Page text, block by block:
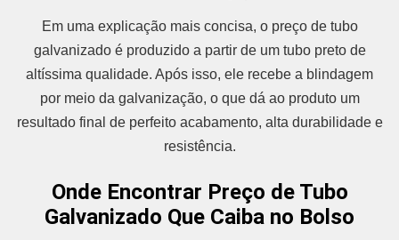
Em uma explicação mais concisa, o preço de tubo
galvanizado é produzido a partir de um tubo preto de
altíssima qualidade. Após isso, ele recebe a blindagem
por meio da galvanização, o que dá ao produto um
resultado final de perfeito acabamento, alta durabilidade e
resistência.
Onde Encontrar Preço de Tubo
Galvanizado Que Caiba no Bolso